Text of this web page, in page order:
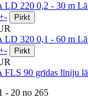
220 0,2 - 30 m
-
320 0,1 - 60 m
-
90 grīdas līniju
- 20 no 265